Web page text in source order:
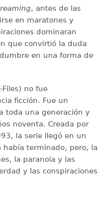
, antes de las
en maratones y
dominaran
que convirtió la duda
en una forma de
Files) no fue
ficción. Fue un
toda una generación y
noventa. Creada por
la serie llegó en un
había terminado, pero, la
la paranoia y las
y las conspiraciones